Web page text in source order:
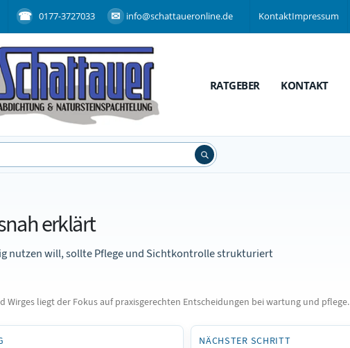
0177-3727033 info@schattaueronline.de KontaktImpressum
RATGEBER KONTAKT
erklärt
nutzen will, sollte Pflege und Sichtkontrolle strukturiert
liegt der Fokus auf praxisgerechten Entscheidungen bei wartung und pflege.
NÄCHSTER SCHRITT